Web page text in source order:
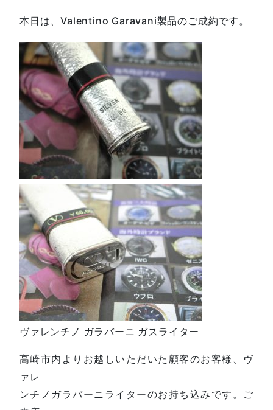
本日は、Valentino Garavani製品のご成約です。
ヴァレンチノ ガラバーニ ガスライター
高崎市内よりお越しいただいた顧客のお客様、ヴ
ァレ
ンチノガラバーニライターのお持ち込みです。ご